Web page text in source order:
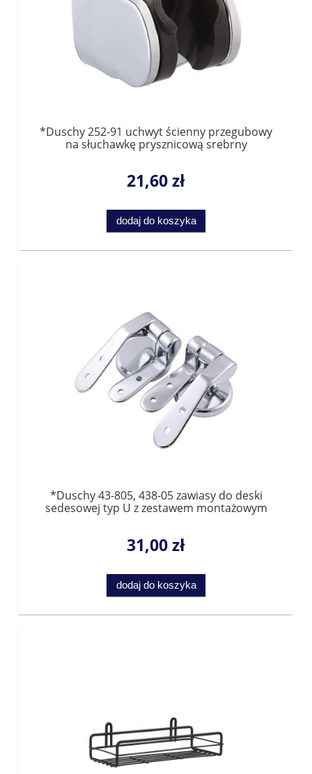
*Duschy 252-91 uchwyt ścienny przegubowy
na słuchawkę prysznicową srebrny
21,60 zł
dodaj do koszyka
*Duschy 43-805, 438-05 zawiasy do deski
sedesowej typ U z zestawem montażowym
31,00 zł
dodaj do koszyka